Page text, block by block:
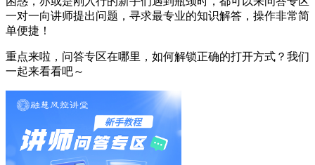
一对一向讲师提出问题，寻求最专业的知识解答，操作非常简
单便捷！
重点来啦，问答专区在哪里，如何解锁正确的打开方式？我们
一起来看看吧～